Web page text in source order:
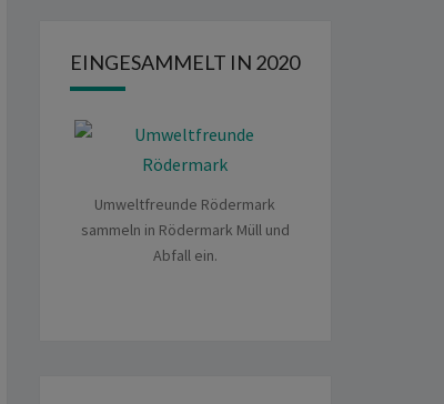
EINGESAMMELT IN 2020
Umweltfreunde Rödermark
sammeln in Rödermark Müll und
Abfall ein.